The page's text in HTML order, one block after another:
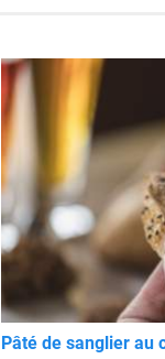
Pâté de sanglier au